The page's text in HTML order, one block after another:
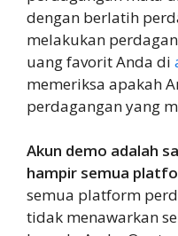
dengan berlatih
melakukan
uang favorit Anda di
memeriksa apakah
perdagangan yang
Akun demo adalah
hampir semua
semua platform
tidak menawarkan